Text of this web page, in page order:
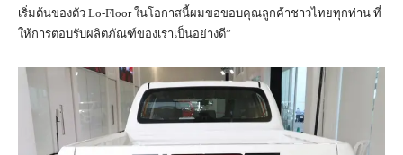
เริ่มต้นของตัว Lo-Floor ในโอกาสนี้ผมขอขอบคุณลูกค้าชาวไทยทุกท่าน ที่
ให้การตอบรับผลิตภัณฑ์ของเราเป็นอย่างดี”